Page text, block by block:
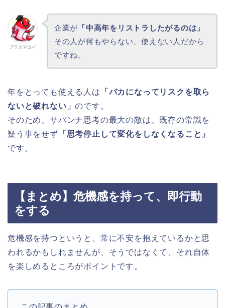
プラズマコイ
企業が 「中高年をリストラしたがるのは」
その人が何もやらない、使えない人だから
ですね。
年をとっても使える人は
「バカになってリスクを取ら
ないと破れない」のです。
そのため、サバンナ思考の最大の敵は、既存の常識を
疑う事をせず 「思考停止して変化をしなくなること」
です。
【まとめ】危機感を持って、即行動
をする
危機感を持つというと、常に不安を抱えているかと思
われるかもしれませんが、そうではなくて、それ自体
を楽しめるところがポイントです。